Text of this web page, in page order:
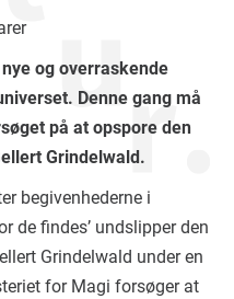
og overraskende
Denne gang må
på at opspore den
Grindelwald.
begivenhederne i
de findes’ undslipper den
Grindelwald under en
for Magi forsøger at